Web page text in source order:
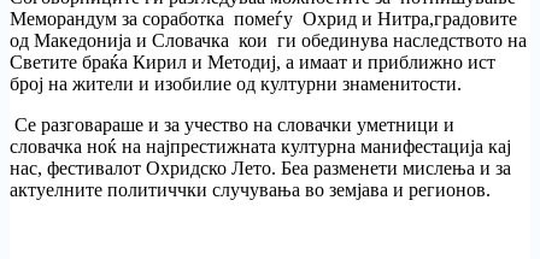
Меморандум за соработка помеѓу Охрид и Нитра,градовите
од Македонија и Словачка кои ги обединува наследството на
Светите браќа Кирил и Методиј, а имаат и приближно ист
број на жители и изобилие од културни знаменитости.
Се разговараше и за учество на словачки уметници и
словачка ноќ на најпрестижната културна манифестација кај
нас, фестивалот Охридско Лето. Беа разменети мислења и за
актуелните политиччки случувања во земјава и регионов.